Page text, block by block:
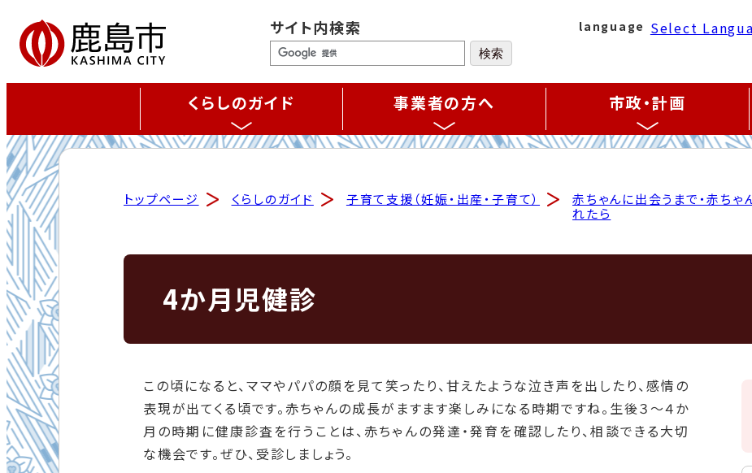
サイト内検索 language Select
くらしのガイド 事業者の方へ 市政・計画
トップページ くらしのガイド 子育て支援（妊娠・出産・子育て）
赤ちゃんに出会うまで・赤ちゃ
れたら
4か月児健診
この頃になると、ママやパパの顔を見て笑ったり、甘えたような泣き声を出したり、感情の
表現が出てくる頃です。赤ちゃんの成長がますます楽しみになる時期ですね。生後３～４か
月の時期に健康診査を行うことは、赤ちゃんの発達・発育を確認したり、相談できる大切
な機会です。ぜひ、受診しましょう。